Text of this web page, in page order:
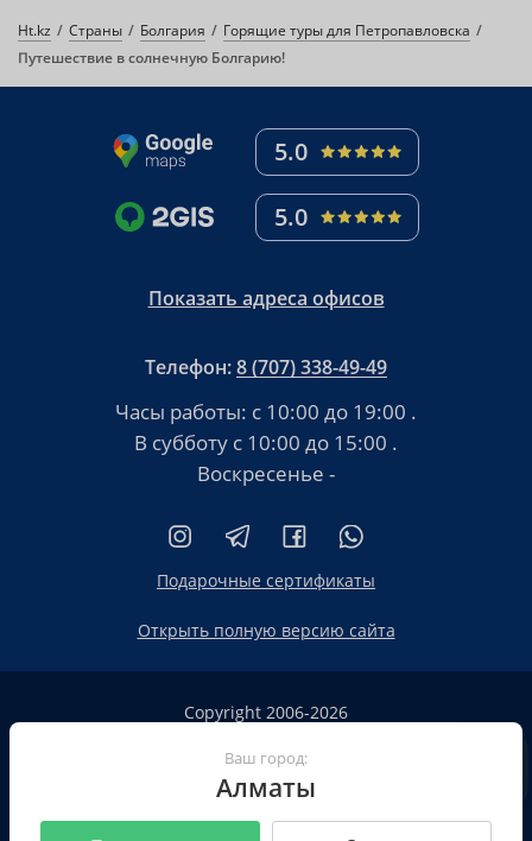
Ht.kz Страны Болгария
Горящие туры для Петропавловска
Путешествие в солнечную Болгарию!
5.0
5.0
Показать адреса офисов
Телефон:8 (707) 338-49-49
Часы работы: с 10:00 до 19:00 .
В субботу с 10:00 до 15:00 .
Воскресенье -
Подарочные сертификаты
Открыть полную версию сайта
Copyright 2006-2026
Сайт не является публичной офертой
Пользовательское соглашение
Ваш город:
Алматы